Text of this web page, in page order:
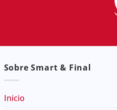
Sobre Smart & Final
Inicio